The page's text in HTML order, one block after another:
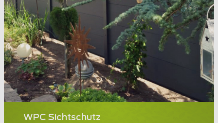
WPC Sichtschutz